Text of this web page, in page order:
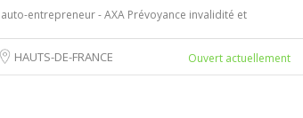
auto-entrepreneur - AXA Prévoyance invalidité et
HAUTS-DE-FRANCE Ouvert actuellement